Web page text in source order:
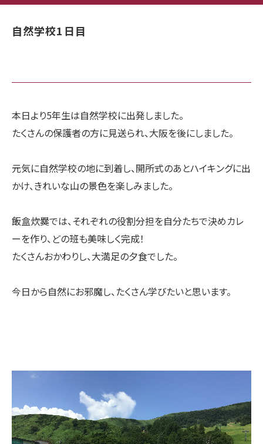
自然学校1日目
本日より5年生は自然学校に出発しました。
たくさんの保護者の方に見送られ、大阪を後にしました。
元気に自然学校の地に到着し、開所式のあとハイキングに出
かけ、きれいな山の景色を楽しみました。
飯盒炊爨では、それぞれの役割分担を自分たちで決めカレ
ーを作り、どの班も美味しく完成！
たくさんおかわりし、大満足の夕食でした。
今日から自然にお邪魔し、たくさん学びたいと思います。